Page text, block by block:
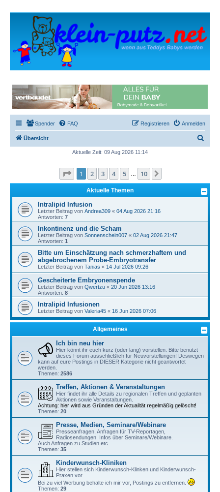
Spender FAQ Anmelden
Registrieren
Übersicht
e
Aktuelle Zeit: 09 Aug 2026 11:14
Seite 1von 10
1 2 3 4 5 10
Aktuelle Themen
Intralipid Infusion
Letzter Beitrag von Andrea309 « 04 Aug 2026 21:16
Antworten: 7
Inkontinenz und die Scham
Letzter Beitrag von Sonnenschein007 « 02 Aug 2026 21:47
Antworten: 1
Bitte um Einschätzung nach schmerzhaftem und
abgebrochenem Probe-Embryotransfer
Letzter Beitrag von Tanias « 14 Jul 2026 09:26
Gescheiterte Embryonenspende
Letzter Beitrag von Qwertzu « 20 Jun 2026 13:16
Antworten: 8
Intralipid Infusionen
Letzter Beitrag von Valeria45 « 16 Jun 2026 07:06
Allgemeines
Ich bin neu hier
Hier könnt ihr euch kurz (oder lang) vorstellen. Bitte benutzt
dieses Forum ausschließlich für Neuvorstellungen! Deswegen
kann auf eure Postings in DIESER Kategorie nicht geantwortet
werden.
Themen: 2586
Treffen, Aktionen & Veranstaltungen
Hier findet ihr alle Details zu regionalen Treffen und geplanten
Aktionen sowie Veranstaltungen.
Achtung: hier wird aus Gründen der Aktualität regelmäßig gelöscht!
Themen: 20
Presse, Medien, Seminare/Webinare
Presseanfragen, Anfragen für TV-Reportagen,
Radiosendungen. Infos über Seminare/Webinare.
Auch Anfragen zu Studien etc.
Themen: 35
Kinderwunsch-Kliniken
Hier stellen sich Kinderwunsch-Klinken und Kinderwunsch-
Praxen vor.
Bei zu viel Werbung behalte ich mir vor, Postings zu entfernen.
Themen: 29